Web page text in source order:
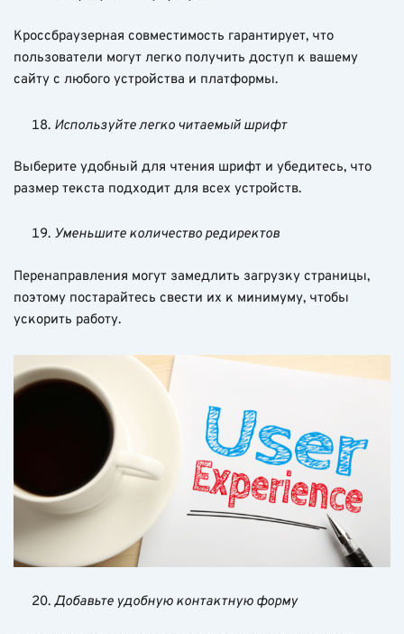
Кроссбраузерная совместимость гарантирует, что
пользователи могут легко получить доступ к вашему
сайту с любого устройства и платформы.
Используйте легко читаемый шрифт
Выберите удобный для чтения шрифт и убедитесь, что
размер текста подходит для всех устройств.
Уменьшите количество редиректов
Перенаправления могут замедлить загрузку страницы,
поэтому постарайтесь свести их к минимуму, чтобы
ускорить работу.
Добавьте удобную контактную форму